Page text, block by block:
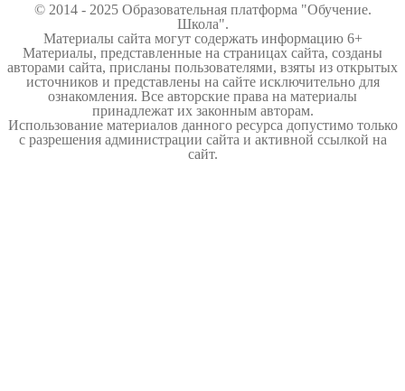
© 2014 - 2025 Образовательная платформа "Обучение.
Школа".
Материалы сайта могут содержать информацию 6+
Материалы, представленные на страницах сайта, созданы
авторами сайта, присланы пользователями, взяты из открытых
источников и представлены на сайте исключительно для
ознакомления. Все авторские права на материалы
принадлежат их законным авторам.
Использование материалов данного ресурса допустимо только
с разрешения администрации сайта и активной ссылкой на
сайт.